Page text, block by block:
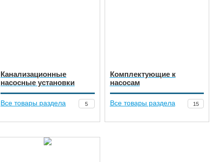
Канализационные
насосные установки
Все товары раздела 5
Комплектующие к
насосам
Все товары раздела 15